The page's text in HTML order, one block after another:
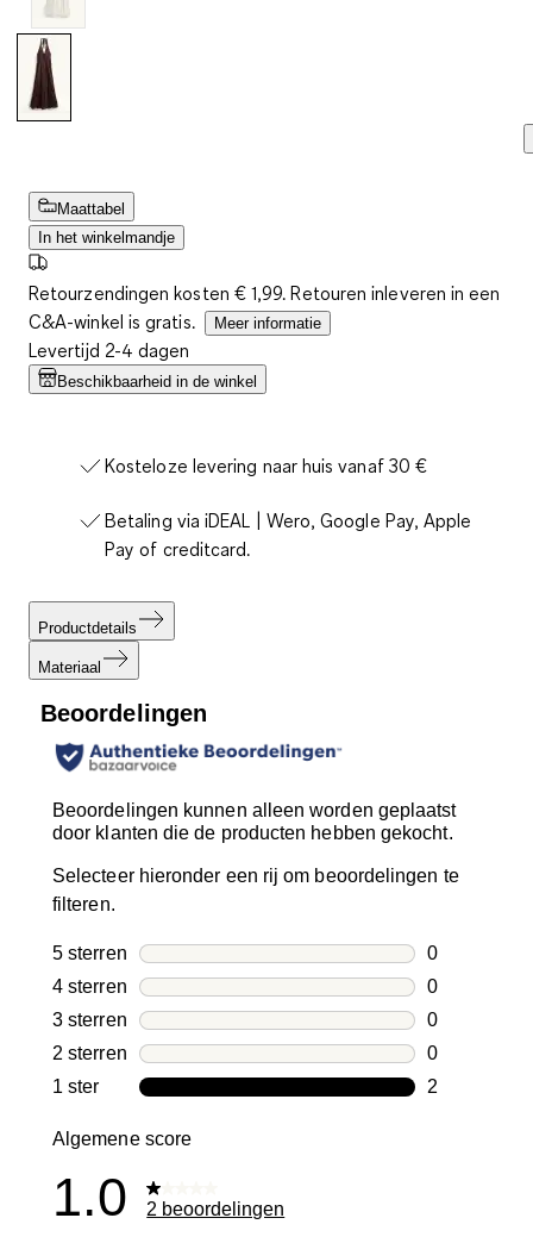
Maattabel
In het winkelmandje
Retourzendingen kosten € 1,99. Retouren inleveren in een
C&A-winkel is gratis.
Meer informatie
Levertijd 2-4 dagen
Beschikbaarheid in de winkel
Kosteloze levering naar huis vanaf 30 €
Betaling via iDEAL | Wero, Google Pay, Apple
Pay of creditcard.
Productdetails
Materiaal
Beoordelingen
Beoordelingen kunnen alleen worden geplaatst
door klanten die de producten hebben gekocht.
Selecteer hieronder een rij om beoordelingen te
filteren.
5 sterren sterren
0
0
4 sterren sterren
0
0
3 sterren sterren
0
0
2 sterren sterren
0
0
1 ster sterren
2
Algemene score
1.0 2 beoordelingen